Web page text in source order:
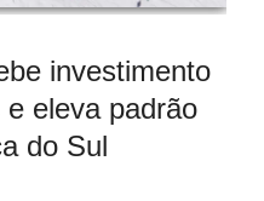
investimento
eleva padrão
do Sul